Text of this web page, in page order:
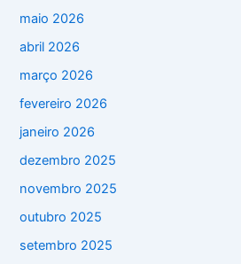
maio 2026
abril 2026
março 2026
fevereiro 2026
janeiro 2026
dezembro 2025
novembro 2025
outubro 2025
setembro 2025